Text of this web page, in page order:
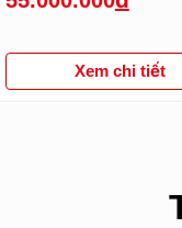
Xem chi tiết